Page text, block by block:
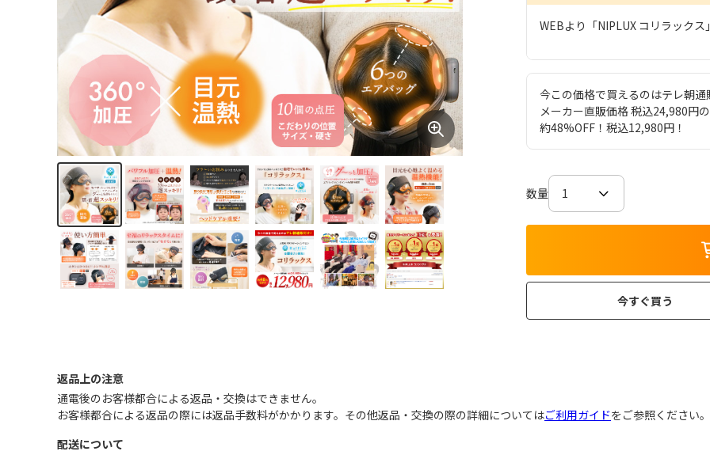
WEBより「NIPLUX コリラック
今この価格で買えるのはテレ朝通
メーカー直販価格 税込24,980円
約48%OFF！税込12,980円！
数量
今すぐ買う
返品上の注意
通電後のお客様都合による返品・交換はできません｡
お客様都合による返品の際には返品手数料がかかります。その他返品・交換の際の詳細についてはご利用ガイドをご参照ください。
配送について